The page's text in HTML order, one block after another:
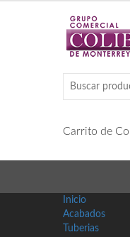
Carrito de
Inicio
Acabados
Tuberias